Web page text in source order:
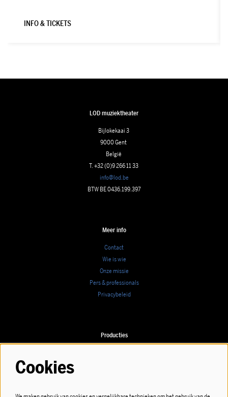
INFO & TICKETS
LOD muziektheater
Bijlokekaai 3
9000 Gent
België
T. +32 (0)9 266 11 33
info@lod.be
BTW BE 0436.199.397
Meer info
Contact
Wie is wie
Onze missie
Pers & professionals
Privacybeleid
Producties
Cookies